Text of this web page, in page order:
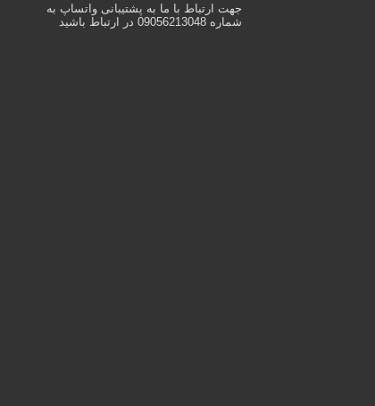
جهت ارتباط با ما به پشتیبانی واتساپ به
شماره 09056213048 در ارتباط باشید